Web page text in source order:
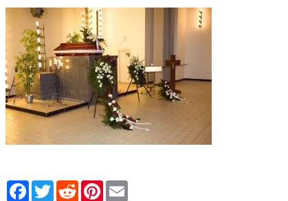
FacebookTwitterRedditPinterest